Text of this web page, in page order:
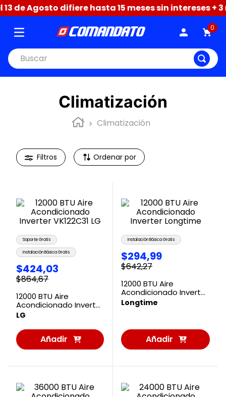
difiere hasta 15 meses sin intereses + 3
0
Buscar
Climatización
Climatización
Ordenar por
Soporte Gratis
Instalación Básica Gratis
$424,03
$864,67
12000 BTU Aire
Acondicionado Inverter
VK122C31 LG
LG
Añadir
al
Instalación Básica Gratis
$294,99
$642,27
12000 BTU Aire
Acondicionado Inverter
Longtime
Longtime
Añadir
al